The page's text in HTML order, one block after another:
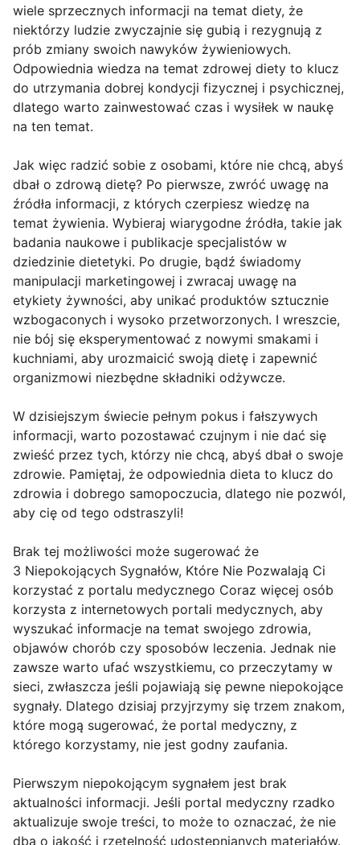
wiele sprzecznych informacji na temat diety, że
niektórzy ludzie zwyczajnie się gubią i rezygnują z
prób zmiany swoich nawyków żywieniowych.
Odpowiednia wiedza na temat zdrowej diety to klucz
do utrzymania dobrej kondycji fizycznej i psychicznej,
dlatego warto zainwestować czas i wysiłek w naukę
na ten temat.
Jak więc radzić sobie z osobami, które nie chcą, abyś
dbał o zdrową dietę? Po pierwsze, zwróć uwagę na
źródła informacji, z których czerpiesz wiedzę na
temat żywienia. Wybieraj wiarygodne źródła, takie jak
badania naukowe i publikacje specjalistów w
dziedzinie dietetyki. Po drugie, bądź świadomy
manipulacji marketingowej i zwracaj uwagę na
etykiety żywności, aby unikać produktów sztucznie
wzbogaconych i wysoko przetworzonych. I wreszcie,
nie bój się eksperymentować z nowymi smakami i
kuchniami, aby urozmaicić swoją dietę i zapewnić
organizmowi niezbędne składniki odżywcze.
W dzisiejszym świecie pełnym pokus i fałszywych
informacji, warto pozostawać czujnym i nie dać się
zwieść przez tych, którzy nie chcą, abyś dbał o swoje
zdrowie. Pamiętaj, że odpowiednia dieta to klucz do
zdrowia i dobrego samopoczucia, dlatego nie pozwól,
aby cię od tego odstraszyli!
Brak tej możliwości może sugerować że
3 Niepokojących Sygnałów, Które Nie Pozwalają Ci
korzystać z portalu medycznego Coraz więcej osób
korzysta z internetowych portali medycznych, aby
wyszukać informacje na temat swojego zdrowia,
objawów chorób czy sposobów leczenia. Jednak nie
zawsze warto ufać wszystkiemu, co przeczytamy w
sieci, zwłaszcza jeśli pojawiają się pewne niepokojące
sygnały. Dlatego dzisiaj przyjrzymy się trzem znakom,
które mogą sugerować, że portal medyczny, z
którego korzystamy, nie jest godny zaufania.
Pierwszym niepokojącym sygnałem jest brak
aktualności informacji. Jeśli portal medyczny rzadko
aktualizuje swoje treści, to może to oznaczać, że nie
dba o jakość i rzetelność udostępnianych materiałów.